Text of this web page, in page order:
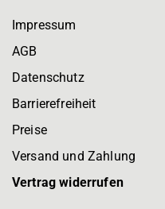
Impressum
AGB
Datenschutz
Barrierefreiheit
Preise
Versand und Zahlung
Vertrag widerrufen